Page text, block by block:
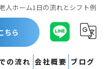
人ホーム1日の流れとシフト例
ちら
の流れ 会社概要 ブログ